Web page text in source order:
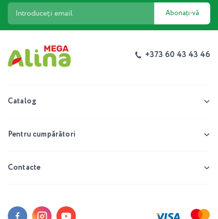
Abonați-vă
+373 60 43 43 46
Catalog
Pentru cumpărători
Contacte